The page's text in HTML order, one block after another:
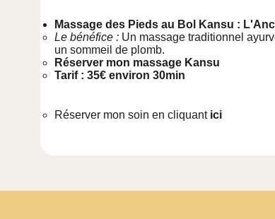
Massage des Pieds au Bol Kansu :
Le bénéfice : Un massage traditionnel
un sommeil de plomb.
Réserver mon massage Kansu
Tarif : 35€ environ 30min
Réserver mon soin en cliquantici